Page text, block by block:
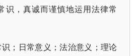
识，真诚而谨慎地运用法律常
；日常意义；法治意义；理论